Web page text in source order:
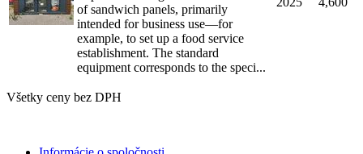
of sandwich panels, primarily
intended for business use—for
example, to set up a food service
establishment. The standard
equipment corresponds to the speci...
Všetky ceny bez DPH